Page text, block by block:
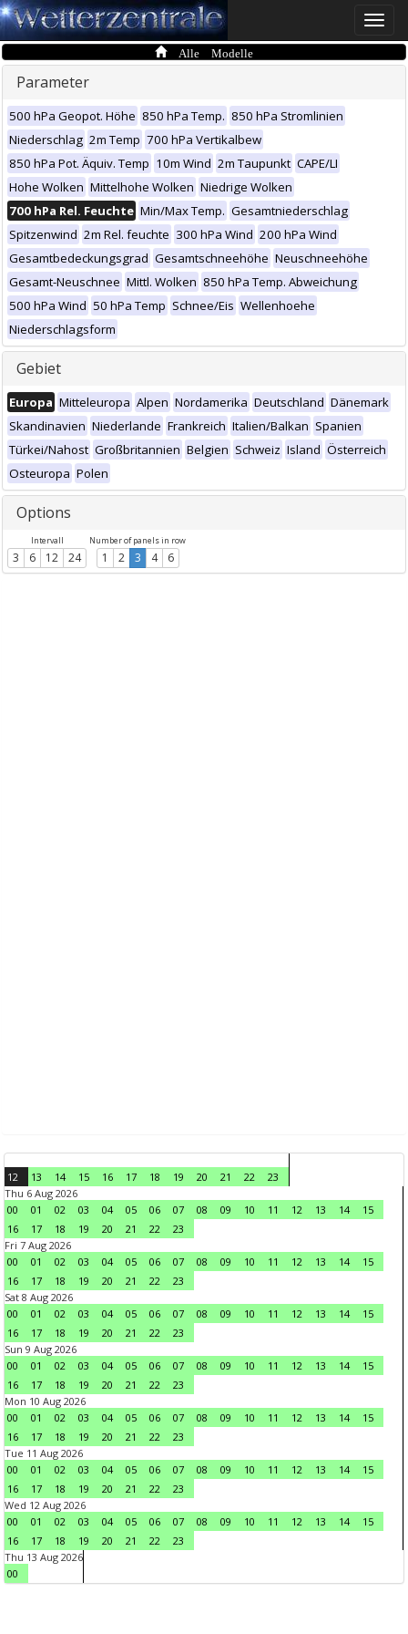
Toggle
Alle Modelle
Parameter
500 hPa Geopot. Höhe 850 hPa Temp. 850 hPa Stromlinien
Niederschlag 2m Temp 700 hPa Vertikalbew
850 hPa Pot. Äquiv. Temp 10m Wind 2m Taupunkt CAPE/LI
Hohe Wolken Mittelhohe Wolken Niedrige Wolken
700 hPa Rel. Feuchte Min/Max Temp. Gesamtniederschlag
Spitzenwind 2m Rel. feuchte 300 hPa Wind 200 hPa Wind
Gesamtbedeckungsgrad Gesamtschneehöhe Neuschneehöhe
Gesamt-Neuschnee Mittl. Wolken 850 hPa Temp. Abweichung
500 hPa Wind 50 hPa Temp Schnee/Eis Wellenhoehe
Niederschlagsform
Gebiet
Europa Mitteleuropa Alpen Nordamerika Deutschland Dänemark
Skandinavien Niederlande Frankreich Italien/Balkan Spanien
Türkei/Nahost Großbritannien Belgien Schweiz Island Österreich
Osteuropa Polen
Options
Intervall
3 6 12 24
Number of panels in row
1 2 3 4 6
12 13 14 15 16 17 18 19 20 21 22
23
Thu 6 Aug 2026
00
01 02 03 04 05 06 07 08 09 10 11 12 13 14
15
16
17 18 19 20 21 22
23
Fri 7 Aug 2026
00
01 02 03 04 05 06 07 08 09 10 11 12 13 14
15
16
17 18 19 20 21 22
23
Sat 8 Aug 2026
00
01 02 03 04 05 06 07 08 09 10 11 12 13 14
15
16
17 18 19 20 21 22
23
Sun 9 Aug 2026
00
01 02 03 04 05 06 07 08 09 10 11 12 13 14
15
16
17 18 19 20 21 22
23
Mon 10 Aug 2026
00
01 02 03 04 05 06 07 08 09 10 11 12 13 14
15
16
17 18 19 20 21 22
23
Tue 11 Aug 2026
00
01 02 03 04 05 06 07 08 09 10 11 12 13 14
15
16
17 18 19 20 21 22
23
Wed 12 Aug 2026
00
01 02 03 04 05 06 07 08 09 10 11 12 13 14
15
16
17 18 19 20 21 22
23
Thu 13 Aug 2026
00